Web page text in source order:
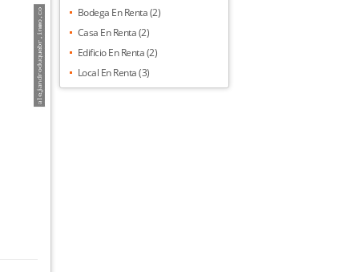
Bodega En Renta (2)
Casa En Renta (2)
Edificio En Renta (2)
Local En Renta (3)